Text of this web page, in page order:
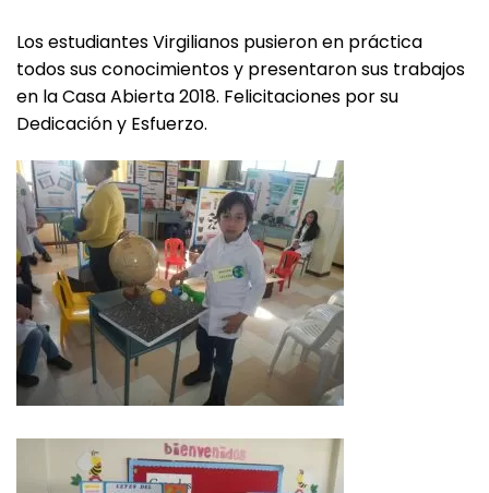
Los estudiantes Virgilianos pusieron en práctica
todos sus conocimientos y presentaron sus trabajos
en la Casa Abierta 2018. Felicitaciones por su
Dedicación y Esfuerzo.